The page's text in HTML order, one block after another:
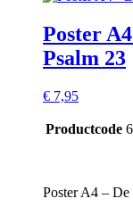
Poster
Psalm 23
€ 7,95
Productcode
Poster A4 –